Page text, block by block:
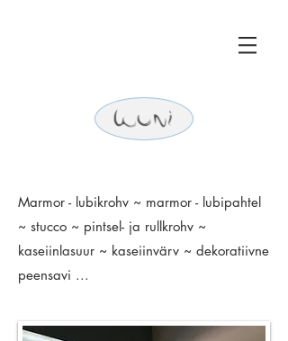
Marmor - lubikrohv ~ marmor - lubipahtel
~ stucco ~ pintsel- ja rullkrohv ~
kaseiinlasuur ~ kaseiinvärv ~ dekoratiivne
peensavi ...